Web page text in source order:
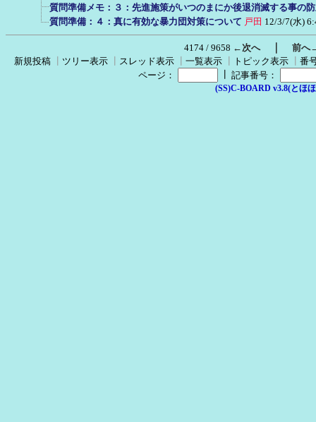
質問準備メモ：３：先進施策がいつのまにか後退消滅する事の
質問準備：４：真に有効な暴力団対策について 戸田 12/3/7(水)
4174 / 9658 ←次へ｜ 前へ
新規投稿
ツリー表示 スレッド表示 一覧表示 トピック表示
番
ページ：
記事番号：
(SS)C-BOARD v3.8(とほ